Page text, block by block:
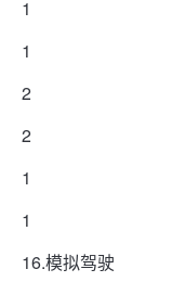
1
1
2
2
1
1
16.模拟驾驶